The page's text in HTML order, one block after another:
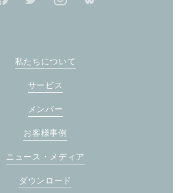
私たちについて
サービス
メンバー
お客様事例
ニュース・メディア
ダウンロード